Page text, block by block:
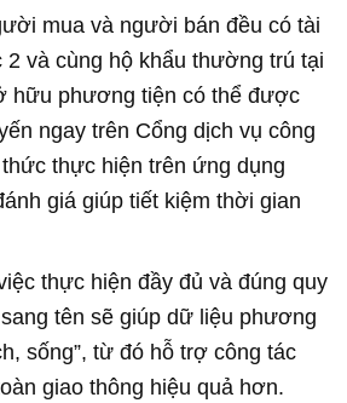
mua và người bán đều có tài
2 và cùng hộ khẩu thường trú tại
hữu phương tiện có thể được
ngay trên Cổng dịch vụ công
thực hiện trên ứng dụng
giá giúp tiết kiệm thời gian
thực hiện đầy đủ và đúng quy
tên sẽ giúp dữ liệu phương
sống”, từ đó hỗ trợ công tác
giao thông hiệu quả hơn.